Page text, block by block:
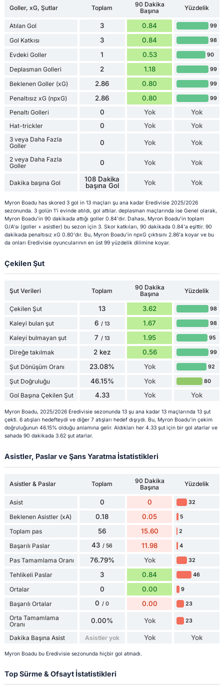
Goller, xG, Şutlar Toplam
90 Dakika
Başına
Yüzdelik
Atılan Gol 3 0.84 99
Gol Katkısı 3 0.84 98
Evdeki Goller 1 0.53 90
Deplasman Golleri 2 1.18 99
Beklenen Goller (xG) 2.86 0.80 99
Penaltısız xG (npxG) 2.86 0.80 99
Penaltı Golleri 0 Yok Yok
Hat-trickler 0 Yok Yok
3 veya Daha Fazla
Goller
0 Yok Yok
2 veya Daha Fazla
Goller
0 Yok Yok
Dakika başına Gol
108 Dakika
başına Gol
Yok Yok
Myron Boadu has skored 3 gol in 13 maçları şu ana kadar Eredivisie 2025/2026
sezonunda. 3 golün 1'i evinde atıldı, gol attılar. deplasman maçlarında ise Genel olarak,
Myron Boadu'in 90 dakikada attığı goller 0.84'dır. Dahası, Myron Boadu'in toplam
G/A'sı (goller + asistler) bu sezon için 3. Skor katkıları, 90 dakikada 0.84'a eşittir. 90
dakikada penaltısız xG 0.80'dır. Bu, Myron Boadu'in npxG çıktısını 2.86'a koyar ve bu
da onları Eredivisie oyuncularının en üst 99 yüzdelik dilimine koyar.
Çekilen Şut
Şut Verileri Toplam
90 Dakika
Başına
Yüzdelik
Çekilen Şut 13 3.62 98
Kaleyi bulan şut 6 / 13 1.67 98
Kaleyi bulmayan şut 7 / 13 1.95 95
Direğe takılmak 2 kez 0.56 99
Şut Dönüşüm Oranı 23.08% Yok 92
Şut Doğruluğu 46.15% Yok 80
Gol Başına Çekilen Şut 4.33 Yok Yok
Myron Boadu, 2025/2026 Eredivisie sezonunda 13 şu ana kadar 13 maçlarında 13 şut
çekti. 6 atışları hedefteydi ve diğer 7 atışları hedef dışıydı. Bu, Myron Boadu'in çekim
doğruluğunun 46.15% olduğu anlamına gelir. Aldıkları her 4.33 şut için bir gol atarlar ve
sahada 90 dakikada 3.62 şut atarlar.
Asistler, Paslar ve Şans Yaratma İstatistikleri
Asistler & Paslar Toplam
90 Dakika
Başına
Yüzdelik
Asist 0 0 32
Beklenen Asistler (xA) 0.18 0.05 5
Toplam pas 56 15.60 2
Başarılı Paslar 43 / 56 11.98 4
Pas Tamamlama Oranı 76.79% Yok 32
Tehlikeli Paslar 3 0.84 46
Ortalar 0 0.00 9
Başarılı Ortalar 0 / 0 0.00 23
Orta Tamamlama
Oranı
0.00% Yok 23
Dakika Başına Asist Asistler yok Yok Yok
Myron Boadu bu Eredivisie sezonunda hiçbir gol atmadı.
Top Sürme & Ofsayt İstatistikleri